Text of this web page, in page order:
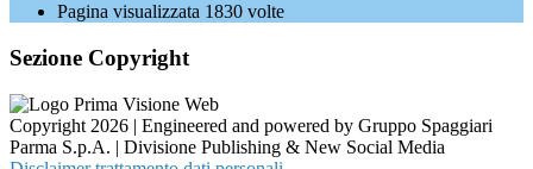
Pagina visualizzata 1830 volte
Sezione Copyright
Copyright 2026 | Engineered and powered by Gruppo Spaggiari
Parma S.p.A. | Divisione Publishing & New Social Media